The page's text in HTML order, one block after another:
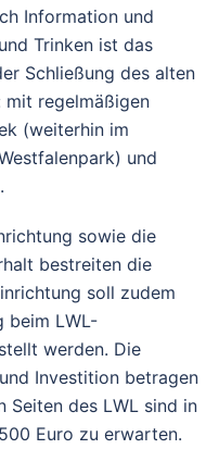
Information und
Trinken ist das
Schließung des alten
regelmäßigen
(weiterhin im
und
sowie die
bestreiten die
soll zudem
beim LWL-
werden. Die
Investition betragen
Seiten des LWL sind in
Euro zu erwarten.